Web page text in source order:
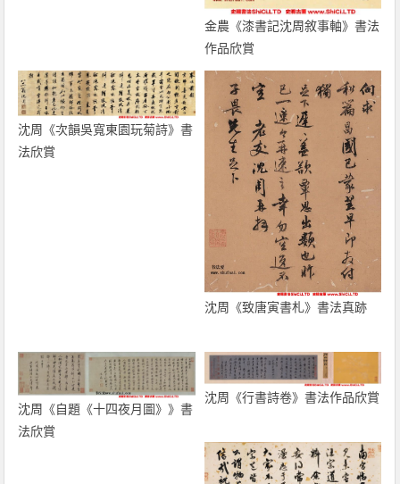
金農《漆書記沈周敘事軸》書法
作品欣賞
沈周《次韻吳寬東園玩菊詩》書
法欣賞
沈周《致唐寅書札》書法真跡
沈周《自題《十四夜月圖》》書
法欣賞
沈周《行書詩卷》書法作品欣賞